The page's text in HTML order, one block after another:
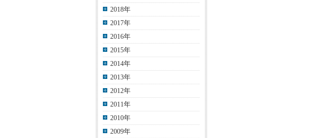
2018年
2017年
2016年
2015年
2014年
2013年
2012年
2011年
2010年
2009年